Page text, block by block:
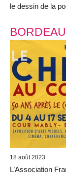
le dessin de la
18 août 2023
L’Association